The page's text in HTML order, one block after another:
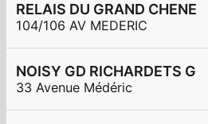
RELAIS DU GRAND CHENE
104/106 AV MEDERIC
NOISY GD RICHARDETS G
33 Avenue Médéric